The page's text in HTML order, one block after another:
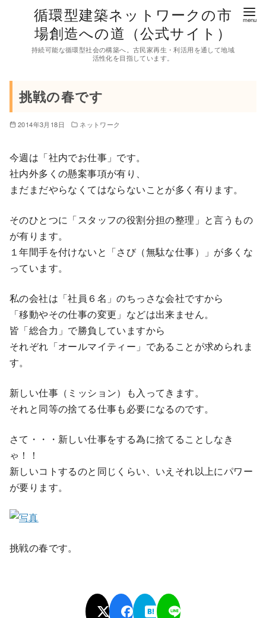
循環型建築ネットワークの市
場創造への道（公式サイト）
持続可能な循環型社会の構築へ。古民家再生・利活用を通して地域
活性化を目指しています。
挑戦の春です
2014年3月18日 ネットワーク
今週は「社内でお仕事」です。
社内外多くの懸案事項が有り、
まだまだやらなくてはならないことが多く有ります。
そのひとつに「スタッフの役割分担の整理」と言うもの
が有ります。
１年間手を付けないと「さび（無駄な仕事）」が多くな
っています。
私の会社は「社員６名」のちっさな会社ですから
「移動やその仕事の変更」などは出来ません。
皆「総合力」で勝負していますから
それぞれ「オールマイティー」であることが求められま
す。
新しい仕事（ミッション）も入ってきます。
それと同等の捨てる仕事も必要になるのです。
さて・・・新しい仕事をする為に捨てることしなき
ゃ！！
新しいコトするのと同じくらい、いえそれ以上にパワー
が要ります。
挑戦の春です。